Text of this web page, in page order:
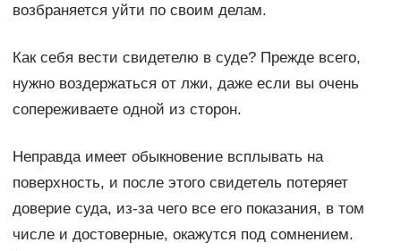
возбраняется уйти по своим делам.
Как себя вести свидетелю в суде? Прежде всего,
нужно воздержаться от лжи, даже если вы очень
сопереживаете одной из сторон.
Неправда имеет обыкновение всплывать на
поверхность, и после этого свидетель потеряет
доверие суда, из-за чего все его показания, в том
числе и достоверные, окажутся под сомнением.